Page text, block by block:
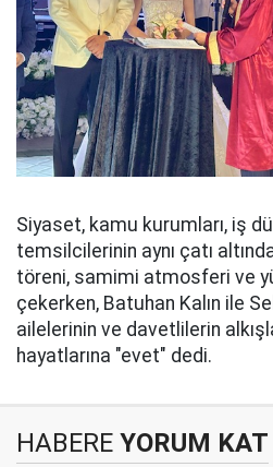
Siyaset, kamu kurumları, iş
temsilcilerinin aynı çatı
töreni, samimi atmosferi ve
çekerken, Batuhan Kalın ile
ailelerinin ve davetlilerin
hayatlarına "evet" dedi.
HABERE YORUM KAT